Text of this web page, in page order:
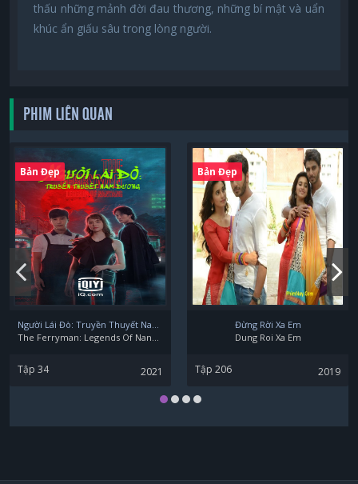
thấu những mảnh đời đau thương, những bí mật và uẩn
khúc ẩn giấu sâu trong lòng người.
PHIM LIÊN QUAN
Bản Đẹp
Tập 34 2021
Bản Đẹp
Đừng Rời Xa Em
Dung Roi Xa Em
Tập 206 2019